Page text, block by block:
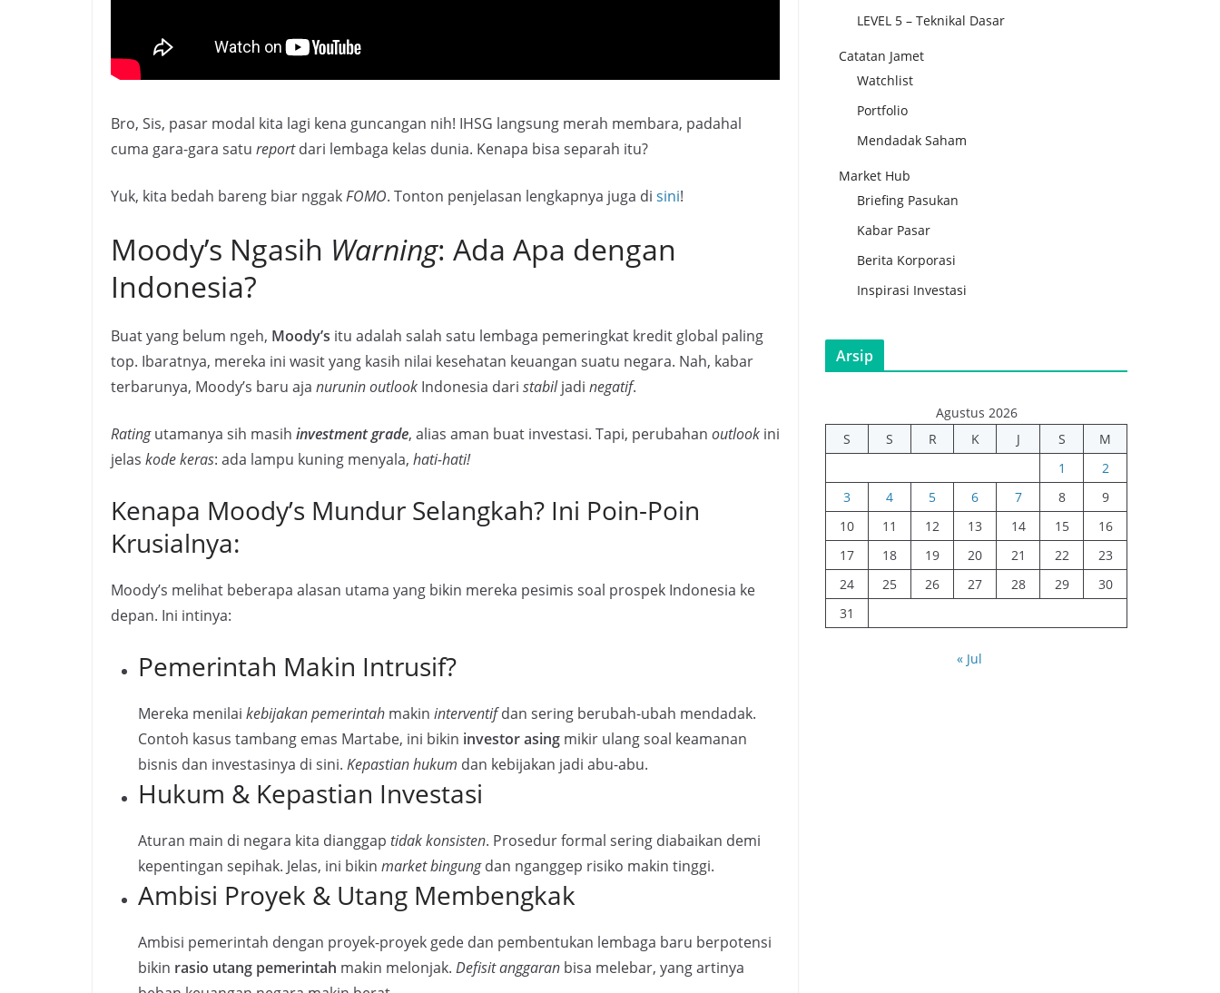
Bro, Sis, pasar modal kita lagi kena guncangan nih! IHSG langsung merah membara, padahal
cuma gara-gara satu reportdari lembaga kelas dunia. Kenapa bisa separah itu?
Yuk, kita bedah bareng biar nggakFOMO. Tonton penjelasan lengkapnya juga di sini!
Moody’s Ngasih Warning: Ada Apa dengan
Indonesia?
Buat yang belum ngeh, Moody’s itu adalah salah satu lembaga pemeringkat kredit global paling
top. Ibaratnya, mereka ini wasit yang kasih nilai kesehatan keuangan suatu negara. Nah, kabar
terbarunya, Moody’s baru aja nurunin outlook Indonesia dari stabiljadi negatif.
Ratingutamanya sih masih investment grade, alias aman buat investasi. Tapi, perubahan outlook ini
jelas kode keras: ada lampu kuning menyala, hati-hati!
Kenapa Moody’s Mundur Selangkah? Ini Poin-Poin
Krusialnya:
Moody’s melihat beberapa alasan utama yang bikin mereka pesimis soal prospek Indonesia ke
depan. Ini intinya:
Pemerintah Makin Intrusif?
Mereka menilai kebijakan pemerintah makin interventifdan sering berubah-ubah mendadak.
Contoh kasus tambang emas Martabe, ini bikin investor asing mikir ulang soal keamanan
bisnis dan investasinya di sini. Kepastian hukum dan kebijakan jadi abu-abu.
Hukum & Kepastian Investasi
Aturan main di negara kita dianggap tidak konsisten. Prosedur formal sering diabaikan demi
kepentingan sepihak. Jelas, ini bikin market bingungdan nganggep risiko makin tinggi.
Ambisi Proyek & Utang Membengkak
Ambisi pemerintah dengan proyek-proyek gede dan pembentukan lembaga baru berpotensi
bikin rasio utang pemerintah makin melonjak. Defisit anggaran bisa melebar, yang artinya
LEVEL 5 – Teknikal Dasar
Catatan Jamet
Watchlist
Portfolio
Mendadak Saham
Market Hub
Briefing Pasukan
Kabar Pasar
Berita Korporasi
Inspirasi Investasi
Arsip
Agustus 2026
S
S R K J S
M
1
2
3
4 5 6 7 8
9
10
11 12 13 14 15
16
17
18 19 20 21 22
23
24
25 26 27 28 29
30
31
« Jul